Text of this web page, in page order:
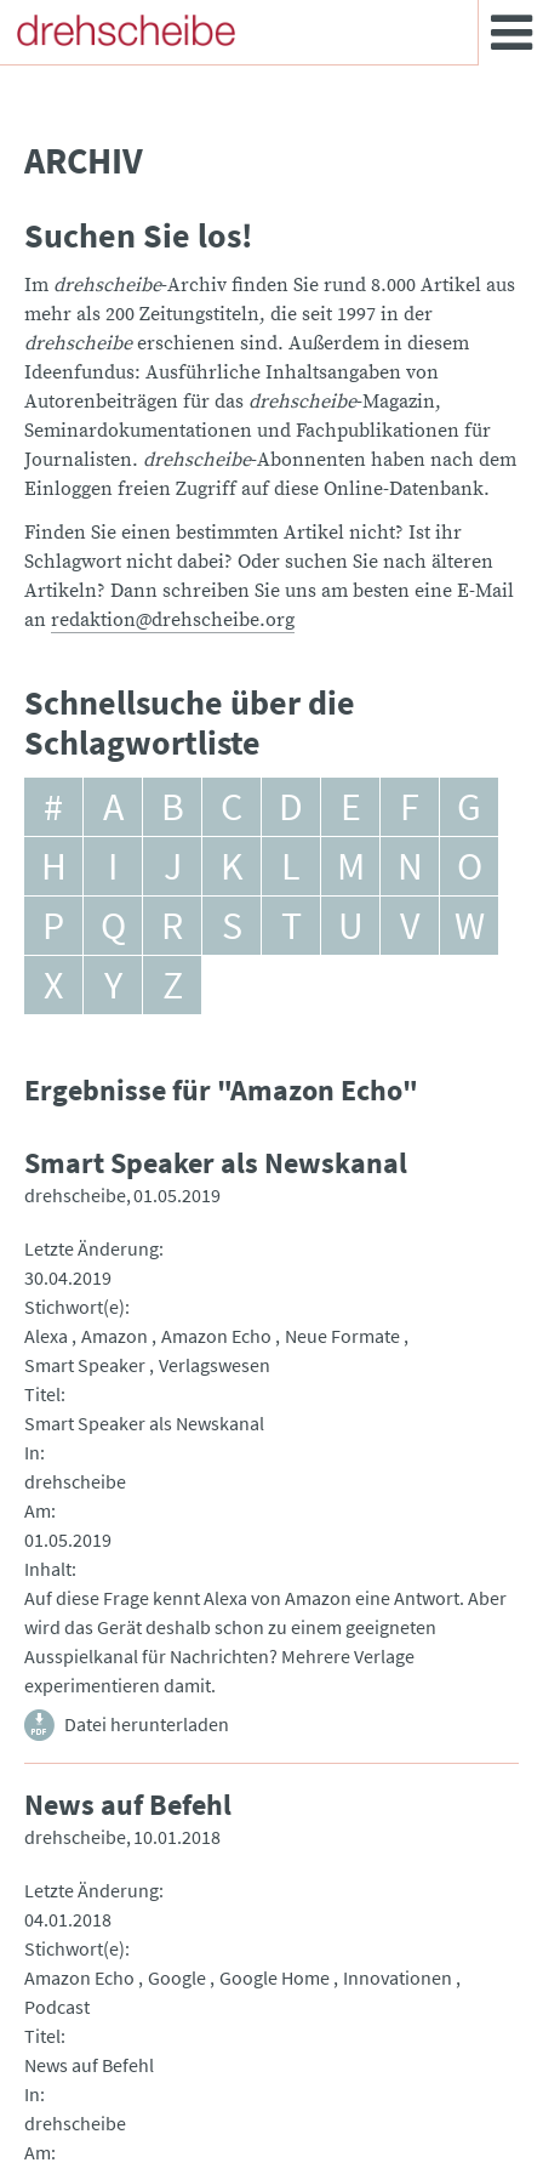
ARCHIV
Suchen Sie los!
Im drehscheibe-Archiv finden Sie rund 8.000 Artikel aus
mehr als 200 Zeitungstiteln, die seit 1997 in der
drehscheibeerschienen sind. Außerdem in diesem
Ideenfundus: Ausführliche Inhaltsangaben von
Autorenbeiträgen für das drehscheibe-Magazin,
Seminardokumentationen und Fachpublikationen für
Journalisten. drehscheibe-Abonnenten haben nach dem
Einloggen freien Zugriff auf diese Online-Datenbank.
Finden Sie einen bestimmten Artikel nicht? Ist ihr
Schlagwort nicht dabei? Oder suchen Sie nach älteren
Artikeln? Dann schreiben Sie uns am besten eine E-Mail
an redaktion@drehscheibe.org
Schnellsuche über die
Schlagwortliste
# A B C D E F
G
H
I J K L M N
O
P
Q R S T U V
W
X
Y Z
Ergebnisse für "Amazon Echo"
Smart Speaker als Newskanal
drehscheibe 01.05.2019
Letzte Änderung
30.04.2019
Stichwort(e)
Alexa Amazon Amazon Echo
Neue Formate
Smart Speaker Verlagswesen
Titel
Smart Speaker als Newskanal
In
drehscheibe
Am
01.05.2019
Inhalt
Auf diese Frage kennt Alexa von Amazon eine Antwort. Aber
wird das Gerät deshalb schon zu einem geeigneten
Ausspielkanal für Nachrichten? Mehrere Verlage
experimentieren damit.
Datei herunterladen
News auf Befehl
drehscheibe 10.01.2018
Letzte Änderung
04.01.2018
Stichwort(e)
Amazon Echo Google Google Home Innovationen
Podcast
Titel
News auf Befehl
In
drehscheibe
Am